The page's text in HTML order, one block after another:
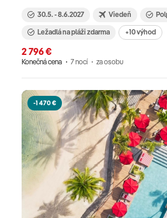
30.5. - 8.6.2027 Viedeň
Ležadlá na pláži zdarma
+10 výhod
2 796 €
Konečná cena 7 nocí za osobu
-1 470 €